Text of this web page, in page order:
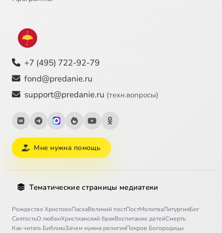
+7 (495) 722-92-79
fond@predanie.ru
support@predanie.ru (техн.вопросы)
Мне нужна помощь
Тематические страницы медиатеки
Рождество ХристовоПасхаВеликий постПостМолитваЛитургияБог
СвятостьО любвиХристианский бракВоспитание детейСмерть
Как читать БиблиюЗачем нужна религияПокров Богородицы